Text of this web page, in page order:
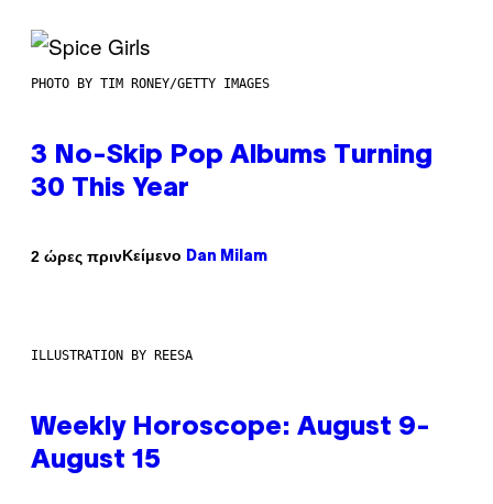
PHOTO BY TIM RONEY/GETTY IMAGES
3 No-Skip Pop Albums Turning
30 This Year
2 ώρες πρινΚείμενο Dan Milam
ILLUSTRATION BY REESA
Weekly Horoscope: August 9-
August 15